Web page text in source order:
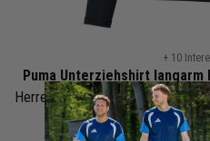
Puma Unterziehshirt langarm
Anfang
der
Bildergalerie
+ 10